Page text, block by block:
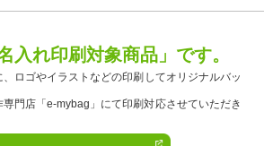
入れ印刷対象商品」です。
ロゴやイラストなどの印刷してオリジナルバッ
門店「e-mybag」にて印刷対応させていただき